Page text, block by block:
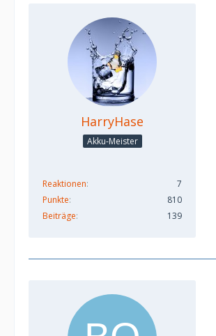
HarryHase
Akku-Meister
Reaktionen
7
Punkte
810
Beiträge
139